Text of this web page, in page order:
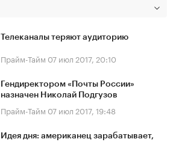
Телеканалы теряют аудиторию
Прайм-Тайм 07 июл 2017, 20:10
Гендиректором «Почты России»
назначен Николай Подгузов
Прайм-Тайм 07 июл 2017, 19:48
Идея дня: американец зарабатывает,